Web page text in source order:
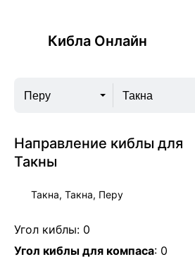
Кибла Онлайн
Перу Такна
Направление киблы для
Такны
Такна, Такна, Перу
Угол киблы: 0
Угол киблы для компаса: 0